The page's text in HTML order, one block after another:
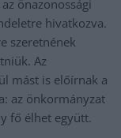
az önazonossági
hivatkozva.
szeretnének
Az
mást is előírnak a
az önkormányzat
fő élhet együtt.